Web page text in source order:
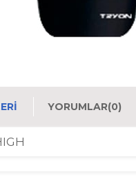
YORUMLAR(0)